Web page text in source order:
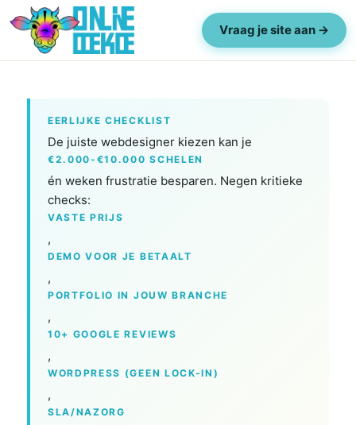
Vraag je site aan →
EERLIJKE CHECKLIST
De juiste webdesigner kiezen kan je
€2.000-€10.000 SCHELEN
én weken frustratie besparen. Negen kritieke
checks:
VASTE PRIJS
,
DEMO VOOR JE BETAALT
,
PORTFOLIO IN JOUW BRANCHE
,
10+ GOOGLE REVIEWS
,
WORDPRESS (GEEN LOCK-IN)
,
SLA/NAZORG